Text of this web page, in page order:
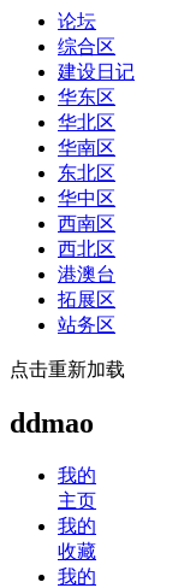
论坛
综合区
建设日记
华东区
华北区
华南区
东北区
华中区
西南区
西北区
港澳台
拓展区
站务区
点击重新加载
ddmao
我的
主页
我的
收藏
我的